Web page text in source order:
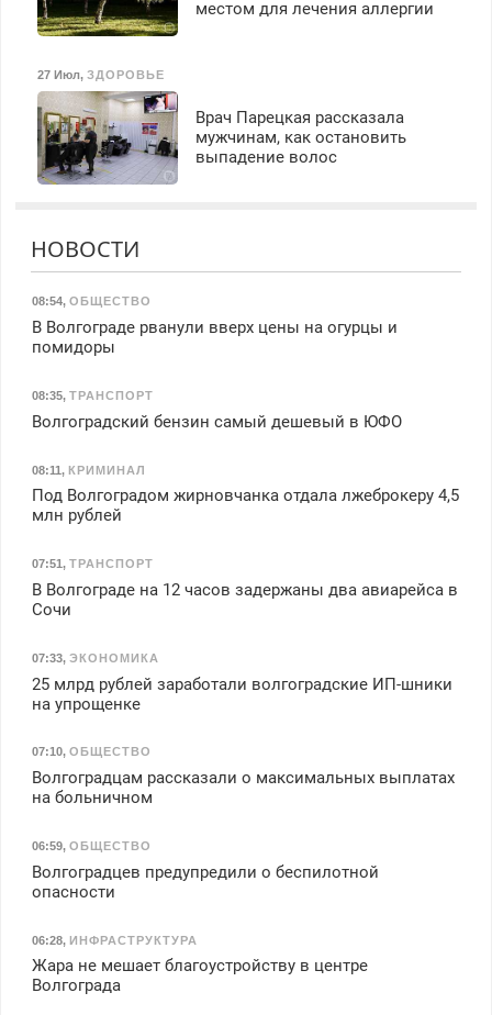
местом для лечения аллергии
27 Июл, ЗДОРОВЬЕ
Врач Парецкая рассказала
мужчинам, как остановить
выпадение волос
НОВОСТИ
08:54, ОБЩЕСТВО
В Волгограде рванули вверх цены на огурцы и
помидоры
08:35, ТРАНСПОРТ
Волгоградский бензин самый дешевый в ЮФО
08:11, КРИМИНАЛ
Под Волгоградом жирновчанка отдала лжеброкеру 4,5
млн рублей
07:51, ТРАНСПОРТ
В Волгограде на 12 часов задержаны два авиарейса в
Сочи
07:33, ЭКОНОМИКА
25 млрд рублей заработали волгоградские ИП-шники
на упрощенке
07:10, ОБЩЕСТВО
Волгоградцам рассказали о максимальных выплатах
на больничном
06:59, ОБЩЕСТВО
Волгоградцев предупредили о беспилотной
опасности
06:28, ИНФРАСТРУКТУРА
Жара не мешает благоустройству в центре
Волгограда